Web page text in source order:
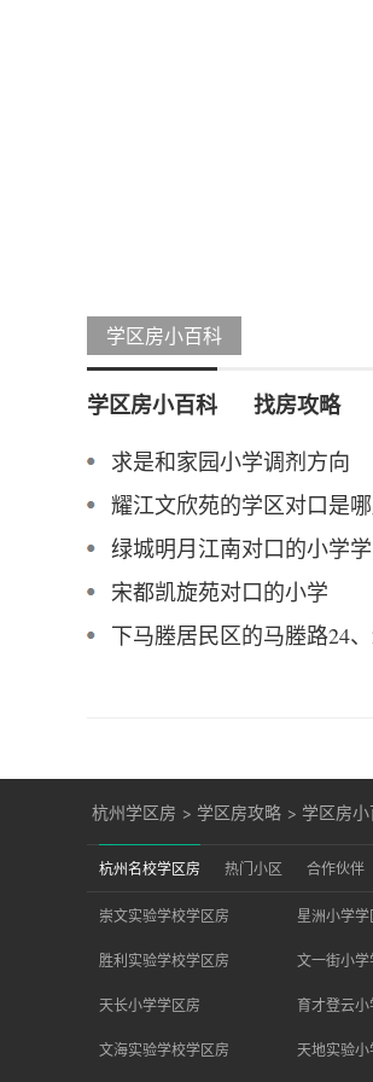
学区房小百科
学区房小百科 找房攻略
求是和家园小学调剂方向
耀江文欣苑的学区对口是哪
绿城明月江南对口的小学
宋都凯旋苑对口的小学
下马塍居民区的马塍路24
杭州学区房 > 学区房攻略 > 学区房
杭州名校学区房 热门小区 合作伙伴
崇文实验学校学区房 星洲小学学
胜利实验学校学区房 文一街小学
天长小学学区房 育才登云小
文海实验学校学区房 天地实验小